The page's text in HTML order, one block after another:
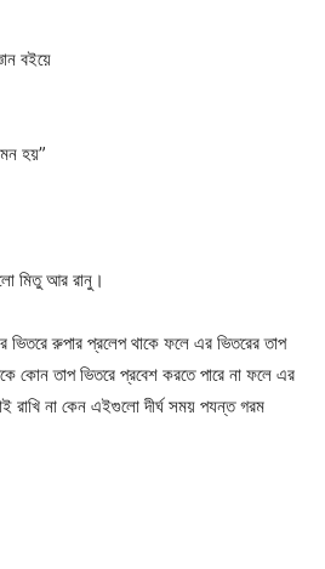
বইয়ে
হয়”
মিতু আর রানু।
ভিতরে রুপার প্রলেপ থাকে ফলে এর ভিতরের তাপ
কোন তাপ ভিতরে প্রবেশ করতে পারে না ফলে এর
রাখি না কেন এইগুলো দীর্ঘ সময় পযন্ত গরম